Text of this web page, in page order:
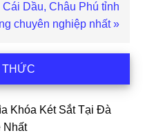
Dầu, Châu Phú tỉnh
chuyên nghiệp nhất »
THỨC
Khóa Két Sắt Tại Đà
Nhất